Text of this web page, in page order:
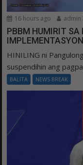
16 hours ago admin
PBBM HUMIRIT SA
HINILING ni
suspendihin ang
BALITA NEWS BREAK